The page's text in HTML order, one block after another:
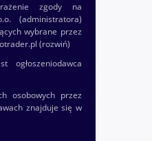
zgody na
(administratora)
wybrane przez
(rozwiń)
ogłoszeniodawca
osobowych przez
znajduje się w